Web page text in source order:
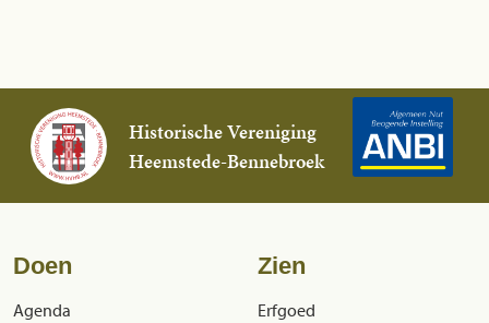
Historische Vereniging
Heemstede-Bennebroek
Doen
Agenda
Zien
Erfgoed